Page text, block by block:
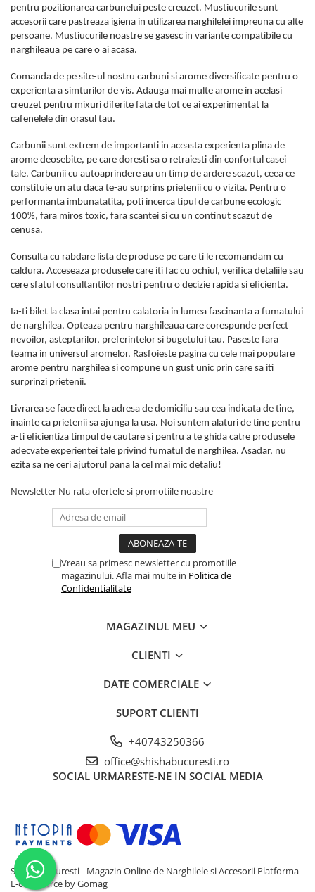
pentru pozitionarea carbunelui peste creuzet. Mustiucurile sunt
accesorii care pastreaza igiena in utilizarea narghilelei impreuna cu alte
persoane. Mustiucurile noastre se gasesc in variante compatibile cu
narghileaua pe care o ai acasa.
Comanda de pe site-ul nostru carbuni si arome diversificate pentru o
experienta a simturilor de vis. Adauga mai multe arome in acelasi
creuzet pentru mixuri diferite fata de tot ce ai experimentat la
cafenelele din orasul tau.
Carbunii sunt extrem de importanti in aceasta experienta plina de
arome deosebite, pe care doresti sa o retraiesti din confortul casei
tale. Carbunii cu autoaprindere au un timp de ardere scazut, ceea ce
constituie un atu daca te-au surprins prietenii cu o vizita. Pentru o
performanta imbunatatita, poti incerca tipul de carbune ecologic
100%, fara miros toxic, fara scantei si cu un continut scazut de
cenusa.
Consulta cu rabdare lista de produse pe care ti le recomandam cu
caldura. Acceseaza produsele care iti fac cu ochiul, verifica detaliile sau
cere sfatul consultantilor nostri pentru o decizie rapida si eficienta.
Ia-ti bilet la clasa intai pentru calatoria in lumea fascinanta a fumatului
de narghilea. Opteaza pentru narghileaua care corespunde perfect
nevoilor, asteptarilor, preferintelor si bugetului tau. Paseste fara
teama in universul aromelor. Rasfoieste pagina cu cele mai populare
arome pentru narghilea si compune un gust unic prin care sa iti
surprinzi prietenii.
Livrarea se face direct la adresa de domiciliu sau cea indicata de tine,
inainte ca prietenii sa ajunga la usa. Noi suntem alaturi de tine pentru
a-ti eficientiza timpul de cautare si pentru a te ghida catre produsele
adecvate experientei tale privind fumatul de narghilea. Asadar, nu
ezita sa ne ceri ajutorul pana la cel mai mic detaliu!
Newsletter Nu rata ofertele si promotiile noastre
Vreau sa primesc newsletter cu promotiile
magazinului. Afla mai multe in Politica de
Confidentialitate
MAGAZINUL MEU
CLIENTI
DATE COMERCIALE
SUPORT CLIENTI
+40743250366
office@shishabucuresti.ro
SOCIAL URMARESTE-NE IN SOCIAL MEDIA
Shisha Bucuresti - Magazin Online de Narghilele si Accesorii Platforma
E-commerce by Gomag